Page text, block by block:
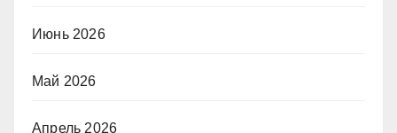
Июнь 2026
Май 2026
Апрель 2026